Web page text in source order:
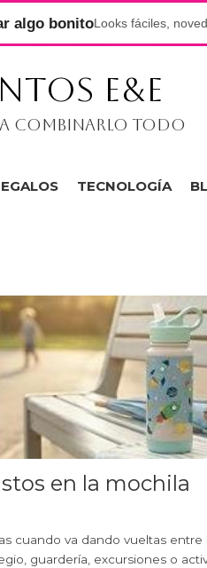
algo bonitoLooks fáciles,
E&E
combinarlo todo
TECNOLOGÍA
en la mochila
cuando va dando vueltas entre
guardería, excursiones o